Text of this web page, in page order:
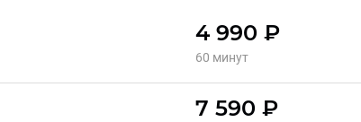
4 990 ₽
60 минут
7 590 ₽